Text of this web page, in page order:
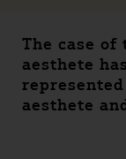
The case of
aesthete
aesthete